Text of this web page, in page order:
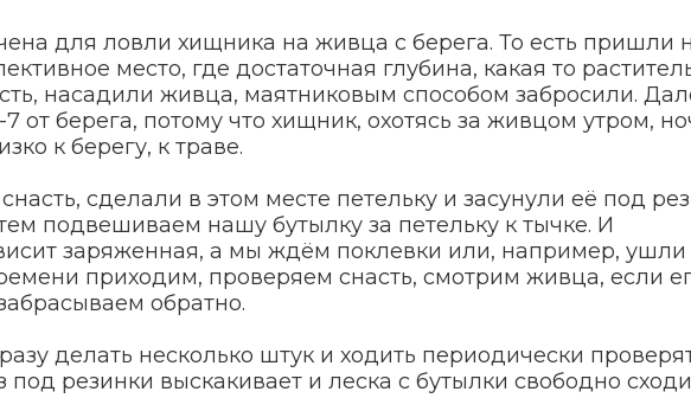
для ловли хищника на живца с берега. То есть пришли
место, где достаточная глубина, какая то
насадили живца, маятниковым способом забросили.
от берега, потому что хищник, охотясь за живцом утром,
к берегу, к траве.
сделали в этом месте петельку и засунули её под
подвешиваем нашу бутылку за петельку к тычке. И
заряженная, а мы ждём поклевки или, например, ушли
приходим, проверяем снасть, смотрим живца, если
обратно.
делать несколько штук и ходить периодически
резинки выскакивает и леска с бутылки свободно